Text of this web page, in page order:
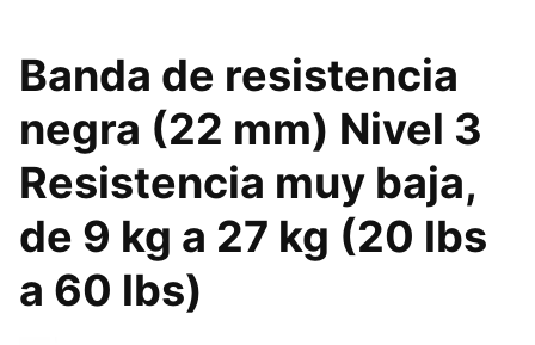
Banda de resistencia
negra (22 mm) Nivel 3
Resistencia muy baja,
de 9 kg a 27 kg (20 lbs
a 60 lbs)